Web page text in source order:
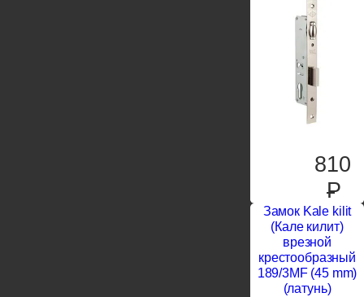
810
P
Замок Kale kilit
(Кале килит)
врезной
крестообразный
189/3MF (45 mm)
(латунь)